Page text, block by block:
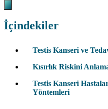
İçindekiler
Testis Kanseri ve
Kısırlık Riskini
Testis Kanseri
Yöntemleri